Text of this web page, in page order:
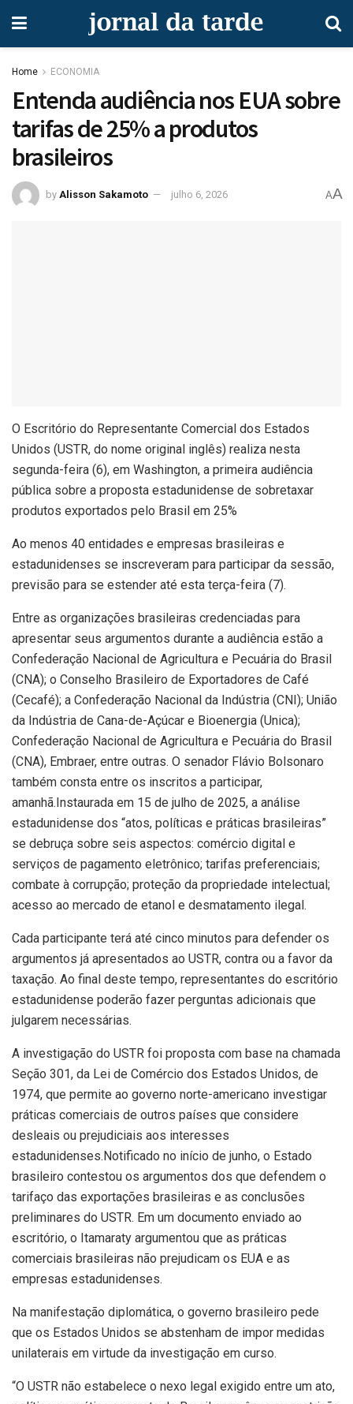
Home ECONOMIA
Entenda audiência nos EUA sobre
tarifas de 25% a produtos
brasileiros
by Alisson Sakamoto julho 6, 2026 AA
O Escritório do Representante Comercial dos Estados
Unidos (USTR, do nome original inglês) realiza nesta
segunda-feira (6), em Washington, a primeira audiência
pública sobre a proposta estadunidense de sobretaxar
produtos exportados pelo Brasil em 25%
Ao menos 40 entidades e empresas brasileiras e
estadunidenses se inscreveram para participar da sessão,
previsão para se estender até esta terça-feira (7).
Entre as organizações brasileiras credenciadas para
apresentar seus argumentos durante a audiência estão a
Confederação Nacional de Agricultura e Pecuária do Brasil
(CNA); o Conselho Brasileiro de Exportadores de Café
(Cecafé); a Confederação Nacional da Indústria (CNI); União
da Indústria de Cana-de-Açúcar e Bioenergia (Unica);
Confederação Nacional de Agricultura e Pecuária do Brasil
(CNA), Embraer, entre outras. O senador Flávio Bolsonaro
também consta entre os inscritos a participar,
amanhã.Instaurada em 15 de julho de 2025, a análise
estadunidense dos “atos, políticas e práticas brasileiras”
se debruça sobre seis aspectos: comércio digital e
serviços de pagamento eletrônico; tarifas preferenciais;
combate à corrupção; proteção da propriedade intelectual;
acesso ao mercado de etanol e desmatamento ilegal.
Cada participante terá até cinco minutos para defender os
argumentos já apresentados ao USTR, contra ou a favor da
taxação. Ao final deste tempo, representantes do escritório
estadunidense poderão fazer perguntas adicionais que
julgarem necessárias.
A investigação do USTR foi proposta com base na chamada
Seção 301, da Lei de Comércio dos Estados Unidos, de
1974, que permite ao governo norte-americano investigar
práticas comerciais de outros países que considere
desleais ou prejudiciais aos interesses
estadunidenses.Notificado no início de junho, o Estado
brasileiro contestou os argumentos dos que defendem o
tarifaço das exportações brasileiras e as conclusões
preliminares do USTR. Em um documento enviado ao
escritório, o Itamaraty argumentou que as práticas
comerciais brasileiras não prejudicam os EUA e as
empresas estadunidenses.
Na manifestação diplomática, o governo brasileiro pede
que os Estados Unidos se abstenham de impor medidas
unilaterais em virtude da investigação em curso.
“O USTR não estabelece o nexo legal exigido entre um ato,